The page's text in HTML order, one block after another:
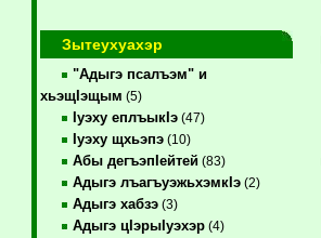
Зытеухуахэр
"Адыгэ псалъэм" и
хьэщIэщым (5)
Iуэху еплъыкIэ(47)
Iуэху щхьэпэ(10)
Абы дегъэпIейтей(83)
Адыгэ лъагъуэжьхэмкIэ(2)
Адыгэ хабзэ(3)
Адыгэ цIэрыIуэхэр(4)